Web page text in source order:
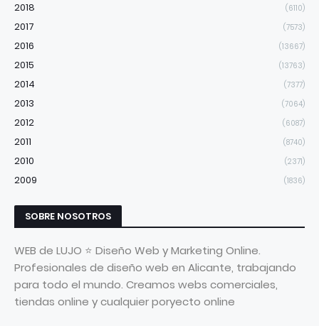
2018 (6110)
2017 (7573)
2016 (13667)
2015 (13763)
2014 (7377)
2013 (7064)
2012 (6087)
2011 (8740)
2010 (2371)
2009 (1836)
SOBRE NOSOTROS
WEB de LUJO ⭐ Diseño Web y Marketing Online.
Profesionales de diseño web en Alicante, trabajando
para todo el mundo. Creamos webs comerciales,
tiendas online y cualquier poryecto online